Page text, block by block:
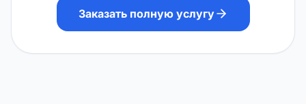
Заказать полную услугу